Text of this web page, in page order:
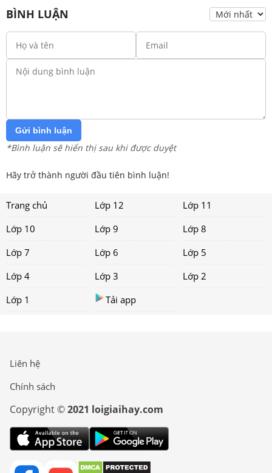
BÌNH LUẬN
Gửi bình luận
*Bình luận sẽ hiển thị sau khi được duyệt
Hãy trở thành người đầu tiên bình luận!
Trang chủ Lớp 12
Lớp 11
Lớp 10
Lớp 9
Lớp 8
Lớp 7
Lớp 6
Lớp 5
Lớp 4
Lớp 3
Lớp 2
Lớp 1
Tải app
Liên hệ
Chính sách
Copyright ©2021 loigiaihay.com